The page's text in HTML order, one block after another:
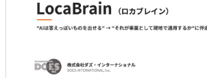
自社事業に最適な進出形態を知りたい